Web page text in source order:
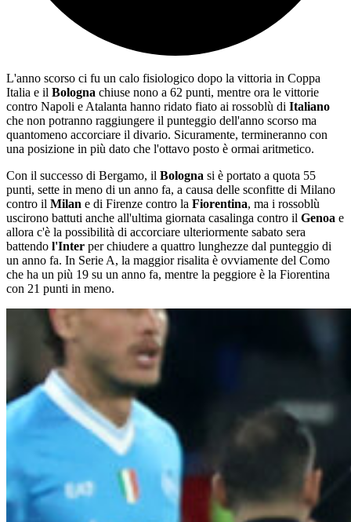
L'anno scorso ci fu un calo fisiologico dopo la vittoria in Coppa
Italia e il Bologna chiuse nono a 62 punti, mentre ora le vittorie
contro Napoli e Atalanta hanno ridato fiato ai rossoblù di Italiano
che non potranno raggiungere il punteggio dell'anno scorso ma
quantomeno accorciare il divario. Sicuramente, termineranno con
una posizione in più dato che l'ottavo posto è ormai aritmetico.
Con il successo di Bergamo, il Bologna si è portato a quota 55
punti, sette in meno di un anno fa, a causa delle sconfitte di Milano
contro il Milan e di Firenze contro la Fiorentina, ma i rossoblù
uscirono battuti anche all'ultima giornata casalinga contro il Genoa e
allora c'è la possibilità di accorciare ulteriormente sabato sera
battendo l'Inter per chiudere a quattro lunghezze dal punteggio di
un anno fa. In Serie A, la maggior risalita è ovviamente del Como
che ha un più 19 su un anno fa, mentre la peggiore è la Fiorentina
con 21 punti in meno.